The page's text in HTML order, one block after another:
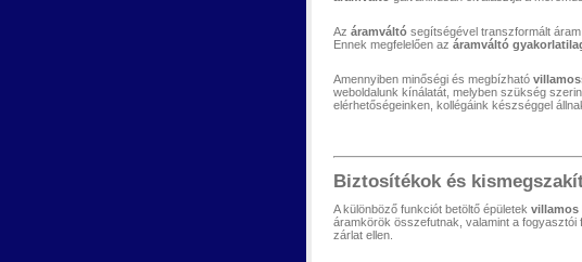
Az áramváltó segítségével transzformált
Ennek megfelelően az áramváltó
Amennyiben minőségi és megbízható
weboldalunk kínálatát, melyben szükség
elérhetőségeinken, kollégáink készséggel
Biztosítékok és
A különböző funkciót betöltő épületek villamos
áramkörök összefutnak, valamint a fogyasztói
zárlat ellen.